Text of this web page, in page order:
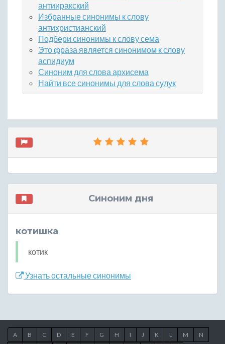
антииракский
Избранные синонимы к слову
антихристианский
Подбери синонимы к слову сема
Это фраза является синонимом к слову
аспидиум
Синоним для слова архисема
Найти все синонимы для слова сулук
Синоним дня
котишка
котик
Узнать остальные синонимы
A B C D E F G H I J K L M N